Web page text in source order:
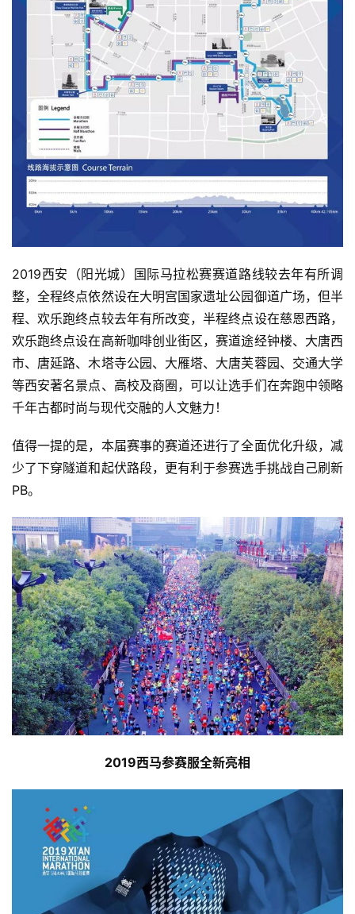
2019西安（阳光城）国际马拉松赛赛道路线较去年有所调
整，全程终点依然设在大明宫国家遗址公园御道广场，但半
程、欢乐跑终点较去年有所改变，半程终点设在慈恩西路，
欢乐跑终点设在高新咖啡创业街区，赛道途经钟楼、大唐西
市、唐延路、木塔寺公园、大雁塔、大唐芙蓉园、交通大学
等西安著名景点、高校及商圈，可以让选手们在奔跑中领略
千年古都时尚与现代交融的人文魅力！
值得一提的是，本届赛事的赛道还进行了全面优化升级，减
少了下穿隧道和起伏路段，更有利于参赛选手挑战自己刷新
PB。
2019西马参赛服全新亮相